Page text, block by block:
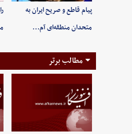
پیام قاطع و صریح ایران به
متحدان منطقه‌ای آم…
مطالب برتر